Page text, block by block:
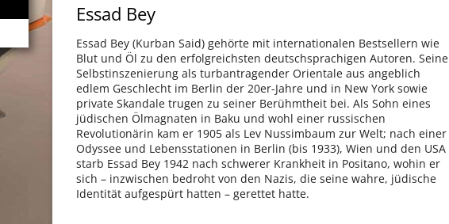
Essad Bey
Essad Bey (Kurban Said) gehörte mit internationalen Bestsellern wie
Blut und Öl zu den erfolgreichsten deutschsprachigen Autoren. Seine
Selbstinszenierung als turbantragender Orientale aus angeblich
edlem Geschlecht im Berlin der 20er-Jahre und in New York sowie
private Skandale trugen zu seiner Berühmtheit bei. Als Sohn eines
jüdischen Ölmagnaten in Baku und wohl einer russischen
Revolutionärin kam er 1905 als Lev Nussimbaum zur Welt; nach einer
Odyssee und Lebensstationen in Berlin (bis 1933), Wien und den USA
starb Essad Bey 1942 nach schwerer Krankheit in Positano, wohin er
sich – inzwischen bedroht von den Nazis, die seine wahre, jüdische
Identität aufgespürt hatten – gerettet hatte.